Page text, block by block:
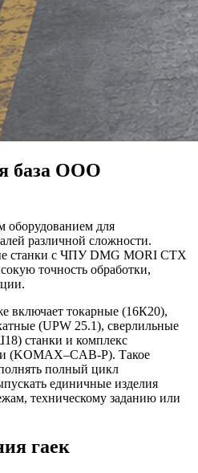
база ООО
оборудованием для
различной сложности.
станки с ЧПУ DMG MORI CTX
точность обработки,
включает токарные (16К20),
(UPW 25.1), сверлильные
станки и комплекс
(KOMAX–CAB-Р). Такое
полный цикл
единичные изделия
техническому заданию или
гаек